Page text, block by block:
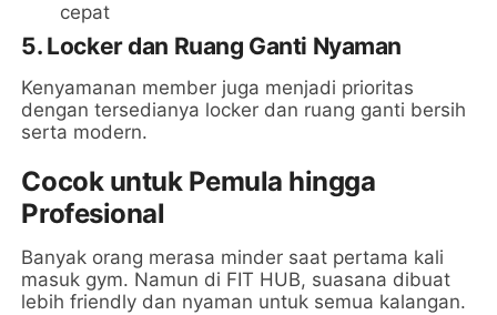
cepat
5. Locker dan Ruang Ganti Nyaman
Kenyamanan member juga menjadi prioritas
dengan tersedianya locker dan ruang ganti bersih
serta modern.
Cocok untuk Pemula hingga
Profesional
Banyak orang merasa minder saat pertama kali
masuk gym. Namun di FIT HUB, suasana dibuat
lebih friendly dan nyaman untuk semua kalangan.